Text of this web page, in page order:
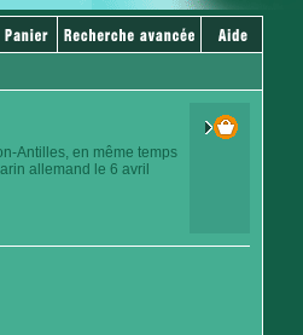
Antilles, en même temps
allemand le 6 avril